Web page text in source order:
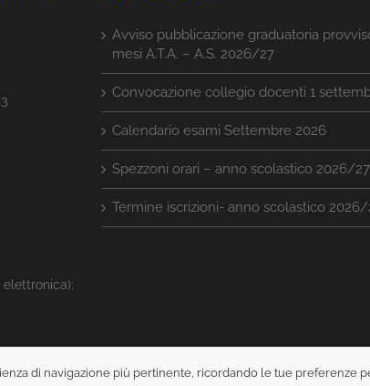
Avviso pubblicazione graduatoria
mesi A.T.A. – A.S. 2026/27
Convocazione collegio docenti 1
Calendario esami Settembre 2026
Spezzoni orari – anno scolastico 2026/27
Termine iscrizioni- anno scolastico 2026/
di navigazione più pertinente, ricordando le tue preferenze